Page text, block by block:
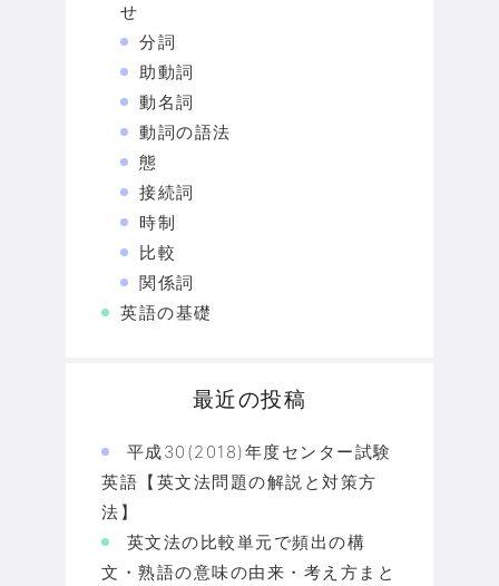
せ
分詞
助動詞
動名詞
動詞の語法
態
接続詞
時制
比較
関係詞
英語の基礎
最近の投稿
平成30(2018)年度センター試験
英語【英文法問題の解説と対策方
法】
英文法の比較単元で頻出の構
文・熟語の意味の由来・考え方まと